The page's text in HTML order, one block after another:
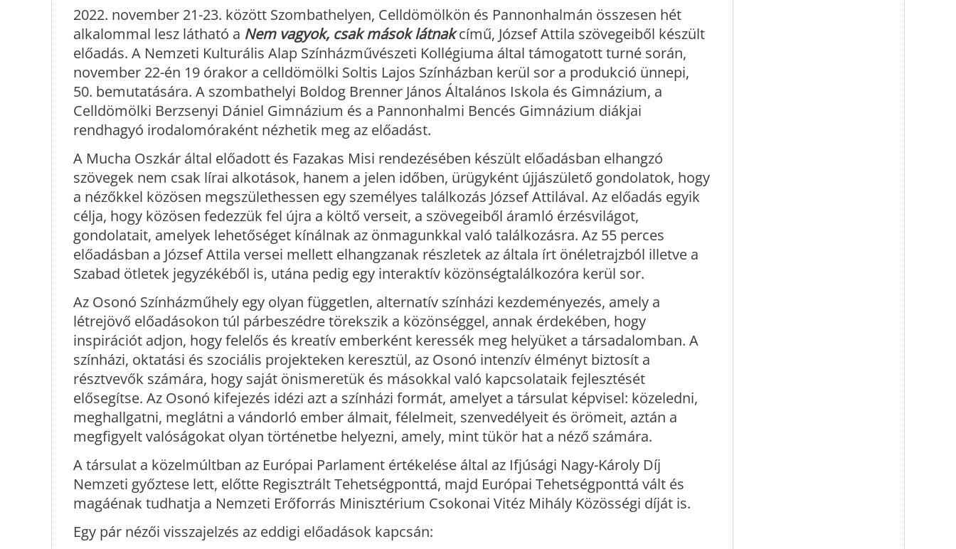
2022. november 21-23. között Szombathelyen, Celldömölkön és Pannonhalmán összesen hét
alkalommal lesz látható a Nem vagyok, csak mások látnakcímű, József Attila szövegeiből készült
előadás. A Nemzeti Kulturális Alap Színházművészeti Kollégiuma által támogatott turné során,
november 22-én 19 órakor a celldömölki Soltis Lajos Színházban kerül sor a produkció ünnepi,
50. bemutatására. A szombathelyi Boldog Brenner János Általános Iskola és Gimnázium, a
Celldömölki Berzsenyi Dániel Gimnázium és a Pannonhalmi Bencés Gimnázium diákjai
rendhagyó irodalomóraként nézhetik meg az előadást.
A Mucha Oszkár által előadott és Fazakas Misi rendezésében készült előadásban elhangzó
szövegek nem csak lírai alkotások, hanem a jelen időben, ürügyként újjászülető gondolatok, hogy
a nézőkkel közösen megszülethessen egy személyes találkozás József Attilával. Az előadás egyik
célja, hogy közösen fedezzük fel újra a költő verseit, a szövegeiből áramló érzésvilágot,
gondolatait, amelyek lehetőséget kínálnak az önmagunkkal való találkozásra. Az 55 perces
előadásban a József Attila versei mellett elhangzanak részletek az általa írt önéletrajzból illetve a
Szabad ötletek jegyzékéből is, utána pedig egy interaktív közönségtalálkozóra kerül sor.
Az Osonó Színházműhely egy olyan független, alternatív színházi kezdeményezés, amely a
létrejövő előadásokon túl párbeszédre törekszik a közönséggel, annak érdekében, hogy
inspirációt adjon, hogy felelős és kreatív emberként keressék meg helyüket a társadalomban. A
színházi, oktatási és szociális projekteken keresztül, az Osonó intenzív élményt biztosít a
résztvevők számára, hogy saját önismeretük és másokkal való kapcsolataik fejlesztését
elősegítse. Az Osonó kifejezés idézi azt a színházi formát, amelyet a társulat képvisel: közeledni,
meghallgatni, meglátni a vándorló ember álmait, félelmeit, szenvedélyeit és örömeit, aztán a
megfigyelt valóságokat olyan történetbe helyezni, amely, mint tükör hat a néző számára.
A társulat a közelmúltban az Európai Parlament értékelése által az Ifjúsági Nagy-Károly Díj
Nemzeti győztese lett, előtte Regisztrált Tehetségponttá, majd Európai Tehetségponttá vált és
magáénak tudhatja a Nemzeti Erőforrás Minisztérium Csokonai Vitéz Mihály Közösségi díját is.
Egy pár nézői visszajelzés az eddigi előadások kapcsán: